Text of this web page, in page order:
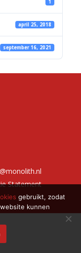
1
april 25, 2018
september 16, 2021
Statement
gebruikt, zodat
kunnen